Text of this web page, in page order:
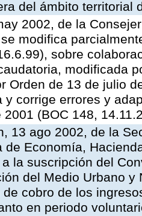
del ámbito territorial
2002, de la
modifica
sobre
modificada
Orden de 13 de julio
y corrige errores y
2001 (BOC 148,
13 ago 2002, de la
de Economía,
la suscripción del
del Medio Urbano
cobro de los
en periodo